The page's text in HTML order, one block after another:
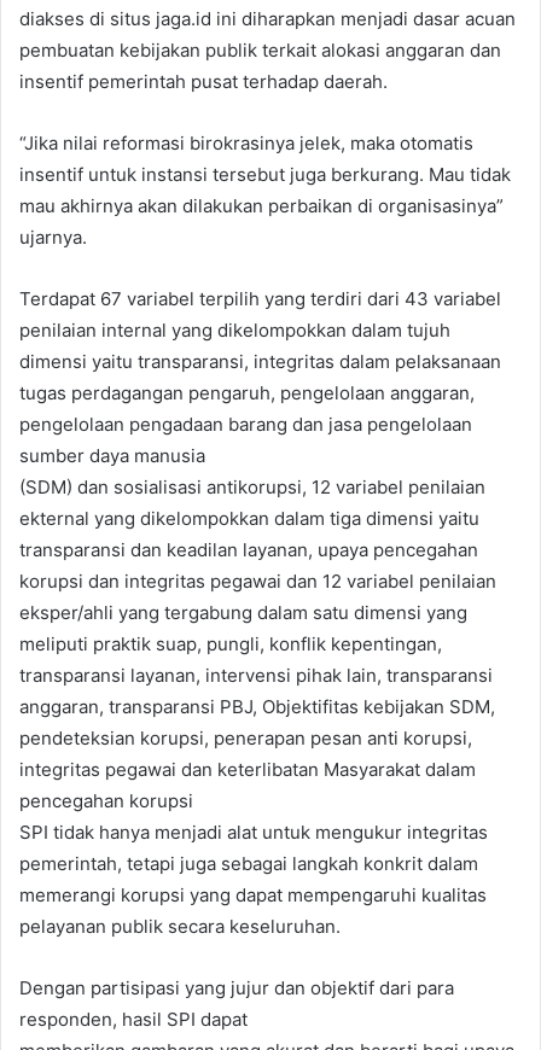
diakses di situs jaga.id ini diharapkan menjadi dasar acuan
pembuatan kebijakan publik terkait alokasi anggaran dan
insentif pemerintah pusat terhadap daerah.
“Jika nilai reformasi birokrasinya jelek, maka otomatis
insentif untuk instansi tersebut juga berkurang. Mau tidak
mau akhirnya akan dilakukan perbaikan di organisasinya”
ujarnya.
Terdapat 67 variabel terpilih yang terdiri dari 43 variabel
penilaian internal yang dikelompokkan dalam tujuh
dimensi yaitu transparansi, integritas dalam pelaksanaan
tugas perdagangan pengaruh, pengelolaan anggaran,
pengelolaan pengadaan barang dan jasa pengelolaan
sumber daya manusia
(SDM) dan sosialisasi antikorupsi, 12 variabel penilaian
ekternal yang dikelompokkan dalam tiga dimensi yaitu
transparansi dan keadilan layanan, upaya pencegahan
korupsi dan integritas pegawai dan 12 variabel penilaian
eksper/ahli yang tergabung dalam satu dimensi yang
meliputi praktik suap, pungli, konflik kepentingan,
transparansi layanan, intervensi pihak lain, transparansi
anggaran, transparansi PBJ, Objektifitas kebijakan SDM,
pendeteksian korupsi, penerapan pesan anti korupsi,
integritas pegawai dan keterlibatan Masyarakat dalam
pencegahan korupsi
SPI tidak hanya menjadi alat untuk mengukur integritas
pemerintah, tetapi juga sebagai langkah konkrit dalam
memerangi korupsi yang dapat mempengaruhi kualitas
pelayanan publik secara keseluruhan.
Dengan partisipasi yang jujur dan objektif dari para
responden, hasil SPI dapat